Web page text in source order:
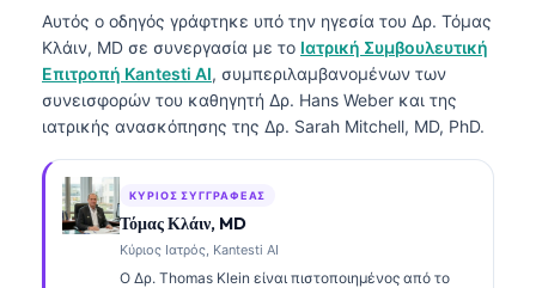
Αυτός ο οδηγός γράφτηκε υπό την ηγεσία του Δρ. Τόμας
Κλάιν, MD σε συνεργασία με το Ιατρική Συμβουλευτική
Επιτροπή Kantesti AI, συμπεριλαμβανομένων των
συνεισφορών του καθηγητή Δρ. Hans Weber και της
ιατρικής ανασκόπησης της Δρ. Sarah Mitchell, MD, PhD.
ΚΎΡΙΟΣ ΣΥΓΓΡΑΦΈΑΣ
Τόμας Κλάιν, MD
Κύριος Ιατρός, Kantesti AI
Ο Δρ. Thomas Klein είναι πιστοποιημένος από το